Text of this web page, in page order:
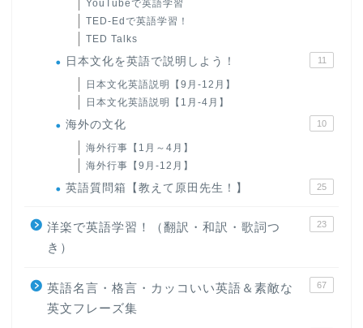
YouTubeで英語学習
TED-Edで英語学習！
TED Talks
日本文化を英語で説明しよう！ 11
日本文化英語説明【9月-12月】
日本文化英語説明【1月-4月】
海外の文化 10
海外行事【1月～4月】
海外行事【9月-12月】
英語質問箱【教えて原田先生！】 25
洋楽で英語学習！（翻訳・和訳・歌詞つ
き）
23
英語名言・格言・カッコいい英語＆素敵な
英文フレーズ集
67